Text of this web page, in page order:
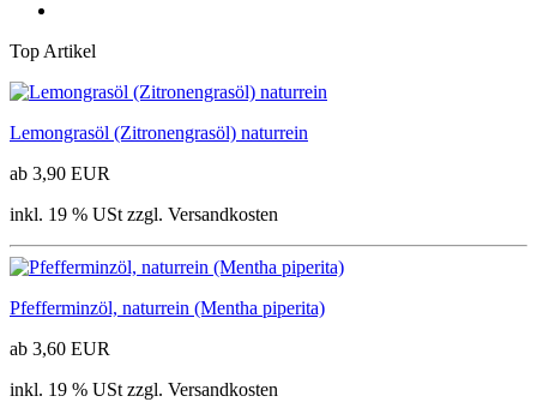
Top Artikel
Lemongrasöl (Zitronengrasöl) naturrein
ab 3,90 EUR
inkl. 19 % USt zzgl. Versandkosten
Pfefferminzöl, naturrein (Mentha piperita)
ab 3,60 EUR
inkl. 19 % USt zzgl. Versandkosten